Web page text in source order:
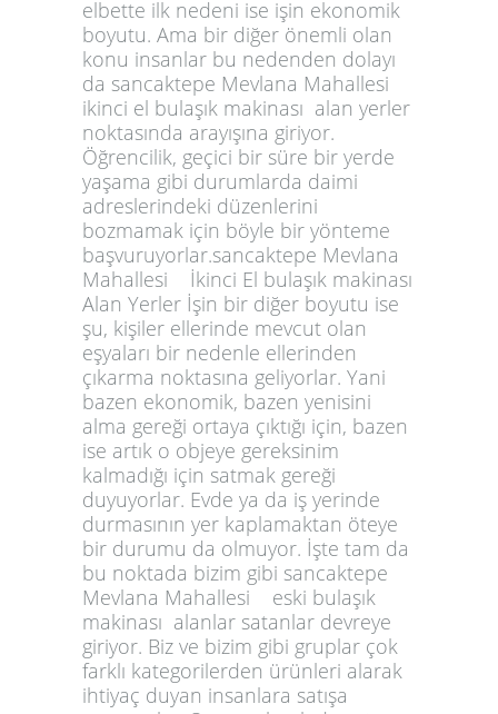
elbette ilk nedeni ise işin ekonomik
boyutu. Ama bir diğer önemli olan
konu insanlar bu nedenden dolayı
da sancaktepe Mevlana Mahallesi
ikinci el bulaşık makinası alan yerler
noktasında arayışına giriyor.
Öğrencilik, geçici bir süre bir yerde
yaşama gibi durumlarda daimi
adreslerindeki düzenlerini
bozmamak için böyle bir yönteme
başvuruyorlar.sancaktepe Mevlana
Mahallesi İkinci El bulaşık makinası
Alan Yerler İşin bir diğer boyutu ise
şu, kişiler ellerinde mevcut olan
eşyaları bir nedenle ellerinden
çıkarma noktasına geliyorlar. Yani
bazen ekonomik, bazen yenisini
alma gereği ortaya çıktığı için, bazen
ise artık o objeye gereksinim
kalmadığı için satmak gereği
duyuyorlar. Evde ya da iş yerinde
durmasının yer kaplamaktan öteye
bir durumu da olmuyor. İşte tam da
bu noktada bizim gibi sancaktepe
Mevlana Mahallesi eski bulaşık
makinası alanlar satanlar devreye
giriyor. Biz ve bizim gibi gruplar çok
farklı kategorilerden ürünleri alarak
ihtiyaç duyan insanlara satışa